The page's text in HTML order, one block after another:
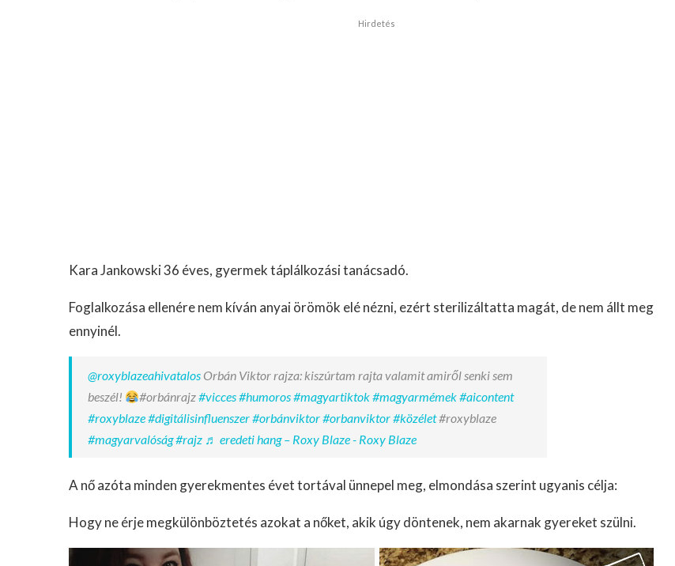
Hirdetés
Kara Jankowski 36 éves, gyermek táplálkozási tanácsadó.
Foglalkozása ellenére nem kíván anyai örömök elé nézni, ezért sterilizáltatta magát, de nem állt meg
ennyinél.
@roxyblazeahivatalos Orbán Viktor rajza: kiszúrtam rajta valamit amiről senki sem
beszél!
#orbánrajz#vicces#humoros#magyartiktok#magyarmémek#aicontent
#roxyblaze#digitálisinfluenszer#orbánviktor#orbanviktor#közélet#roxyblaze
#magyarvalóság#rajz ♬ eredeti hang – Roxy Blaze - Roxy Blaze
A nő azóta minden gyerekmentes évet tortával ünnepel meg, elmondása szerint ugyanis célja:
Hogy ne érje megkülönböztetés azokat a nőket, akik úgy döntenek, nem akarnak gyereket szülni.